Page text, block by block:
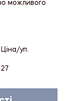
можливого
Ціна/уп.
27